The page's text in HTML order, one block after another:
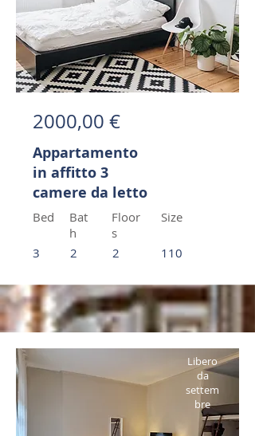
2000,00 €
Appartamento
in affitto 3
camere da letto
Bed
3
Bat
h
2
Floor
s
2
Size
110
Libero
da
settem
bre